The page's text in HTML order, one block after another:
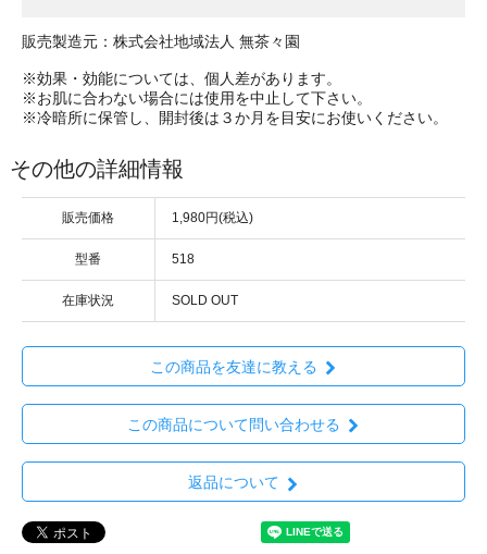
販売製造元：株式会社地域法人 無茶々園
※効果・効能については、個人差があります。
※お肌に合わない場合には使用を中止して下さい。
※冷暗所に保管し、開封後は３か月を目安にお使いください。
その他の詳細情報
販売価格 1,980円(税込)
型番 518
在庫状況 SOLD OUT
この商品を友達に教える
この商品について問い合わせる
返品について